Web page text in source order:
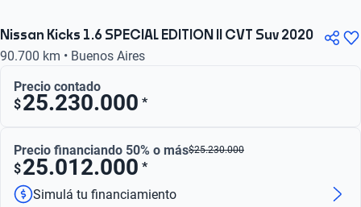
Nissan Kicks 1.6 SPECIAL EDITION II CVT Suv 2020
90.700 km • Buenos Aires
Precio contado
$25.230.000 *
Precio financiando 50% o más$25.230.000
$25.012.000 *
Simulá tu financiamiento